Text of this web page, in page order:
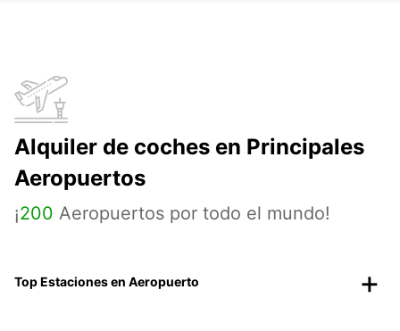
Alquiler de coches en Principales
Aeropuertos
¡200 Aeropuertos por todo el mundo!
Top Estaciones en Aeropuerto